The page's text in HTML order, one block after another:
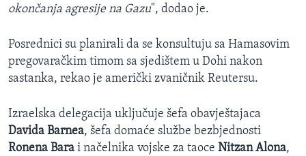
okončanja agresije na Gazu", dodao je.
Posrednici su planirali da se konsultuju sa Hamasovim
pregovaračkim timom sa sjedištem u Dohi nakon
sastanka, rekao je američki zvaničnik Reutersu.
Izraelska delegacija uključuje šefa obavještajaca
Davida Barnea, šefa domaće službe bezbjednosti
Ronena Bara i načelnika vojske za taoce Nitzan Alona,